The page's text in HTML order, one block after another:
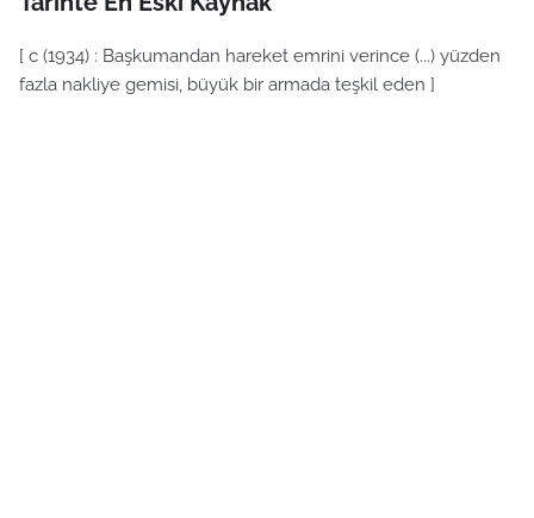
[ c (1934) : Başkumandan hareket emrini verince (...) yüzden
fazla nakliye gemisi, büyük bir armada teşkil eden ]